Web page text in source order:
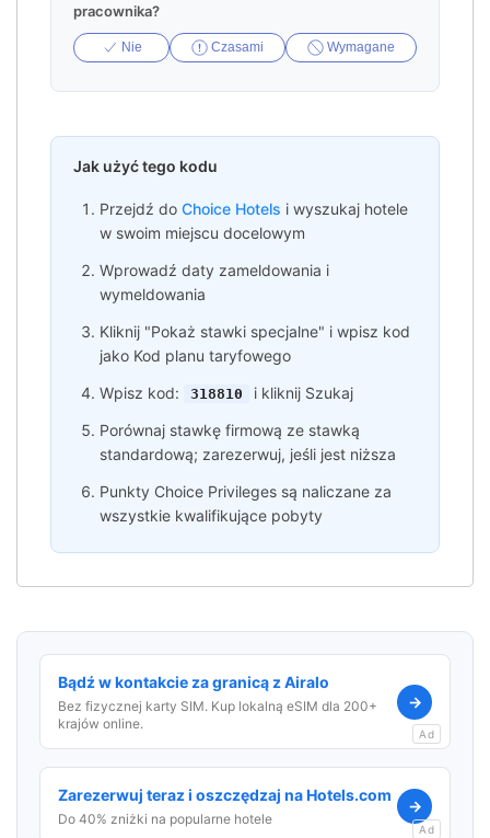
pracownika?
Nie Czasami Wymagane
Jak użyć tego kodu
Przejdź do Choice Hotels i wyszukaj hotele
w swoim miejscu docelowym
Wprowadź daty zameldowania i
wymeldowania
Kliknij "Pokaż stawki specjalne" i wpisz kod
jako Kod planu taryfowego
Wpisz kod:
318810
i kliknij Szukaj
Porównaj stawkę firmową ze stawką
standardową; zarezerwuj, jeśli jest niższa
Punkty Choice Privileges są naliczane za
wszystkie kwalifikujące pobyty
Bądź w kontakcie za granicą z Airalo
Bez fizycznej karty SIM. Kup lokalną eSIM dla 200+
krajów online.
→
Ad
Zarezerwuj teraz i oszczędzaj na Hotels.com
Do 40% zniżki na popularne hotele
→
Ad